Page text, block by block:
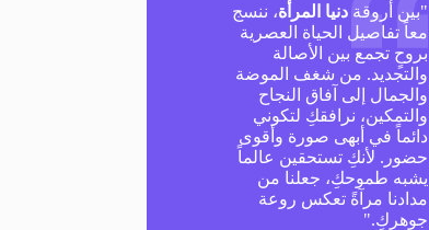
"بين أروقةدنيا المرأة، ننسج
معاً تفاصيل الحياة العصرية
بروحٍ تجمع بين الأصالة
والتجديد. من شغف الموضة
والجمال إلى آفاق النجاح
والتمكين، نرافقكِ لتكوني
دائماً في أبهى صورة وأقوى
حضور. لأنكِ تستحقين عالماً
يشبه طموحكِ، جعلنا من
مدادنا مرآةً تعكس روعة
جوهركِ."